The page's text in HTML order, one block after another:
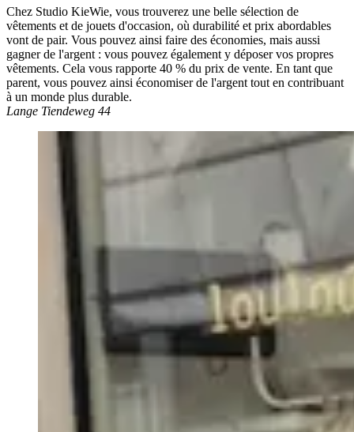
Chez Studio KieWie, vous trouverez une belle sélection de
vêtements et de jouets d'occasion, où durabilité et prix abordables
vont de pair. Vous pouvez ainsi faire des économies, mais aussi
gagner de l'argent : vous pouvez également y déposer vos propres
vêtements. Cela vous rapporte 40 % du prix de vente. En tant que
parent, vous pouvez ainsi économiser de l'argent tout en contribuant
à un monde plus durable.
Lange Tiendeweg 44